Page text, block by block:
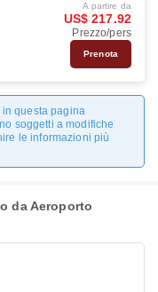
A partire da
US$ 217.92
Prezzo/pers
Prenota
questa pagina
soggetti a modifiche
le informazioni più
da Aeroporto